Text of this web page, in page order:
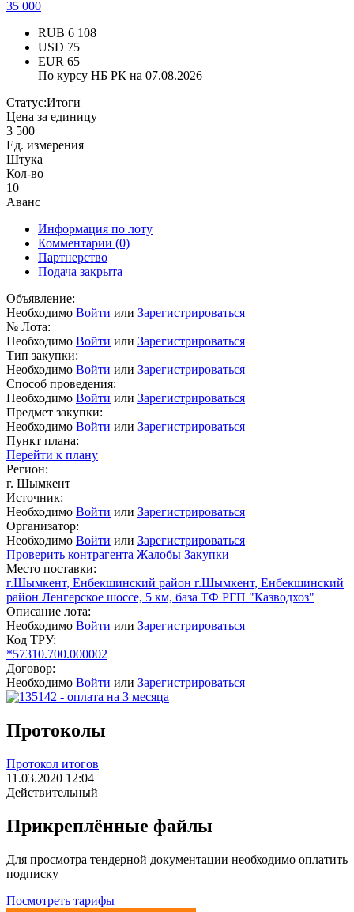
35 000
RUB 6 108
USD 75
EUR 65
По курсу НБ РК на 07.08.2026
Статус:Итоги
Цена за единицу
3 500
Ед. измерения
Штука
Кол-во
10
Аванс
Информация по лоту
Комментарии (0)
Партнерство
Подача закрыта
Объявление:
Необходимо Войти или Зарегистрироваться
№ Лота:
Необходимо Войти или Зарегистрироваться
Тип закупки:
Необходимо Войти или Зарегистрироваться
Способ проведения:
Необходимо Войти или Зарегистрироваться
Предмет закупки:
Необходимо Войти или Зарегистрироваться
Пункт плана:
Перейти к плану
Регион:
г. Шымкент
Источник:
Необходимо Войти или Зарегистрироваться
Организатор:
Необходимо Войти или Зарегистрироваться
Проверить контрагента Жалобы Закупки
Место поставки:
г.Шымкент, Енбекшинский район г.Шымкент, Енбекшинский
район Ленгерское шоссе, 5 км, база ТФ РГП "Казводхоз"
Описание лота:
Необходимо Войти или Зарегистрироваться
Код ТРУ:
*57310.700.000002
Договор:
Необходимо Войти или Зарегистрироваться
Протоколы
Протокол итогов
11.03.2020 12:04
Действительный
Прикреплённые файлы
Для просмотра тендерной документации необходимо оплатить
подписку
Посмотреть тарифы